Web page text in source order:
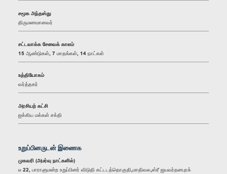
சமூக அந்தஸ்து
திருமணமானவர்
சட்டவாக்க சேவைக் காலம்
15 ஆண்டுகள், 7 மாதங்கள், 14 நாட்கள்
உத்தியோகம்
வர்த்தகர்
அரசியற் கட்சி
ஐக்கிய மக்கள் சக்தி
உறுப்பினருடன் இணைக
முகவரி (அமர்வு நாட்களில்)
டீ 22, பாராளுமன்ற உறுப்பினர் விடுதி கட்டடத்தொகுதி,மாதிவல,ஸ்ரீ ஜயவர்தனபுரக்